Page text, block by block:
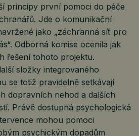
principy první pomoci do péče
Jde o komunikační
jako „záchranná síť pro
Odborná komise ocenila jak
řešení tohoto projektu.
složky integrovaného
se totiž pravidelně setkávají
dopravních nehod a dalších
Právě dostupná psychologická
mohou pomoci
psychickým dopadům